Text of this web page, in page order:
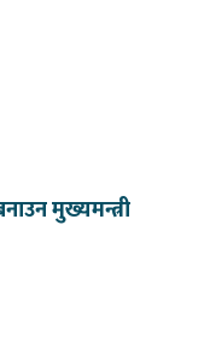
मुख्यमन्त्री